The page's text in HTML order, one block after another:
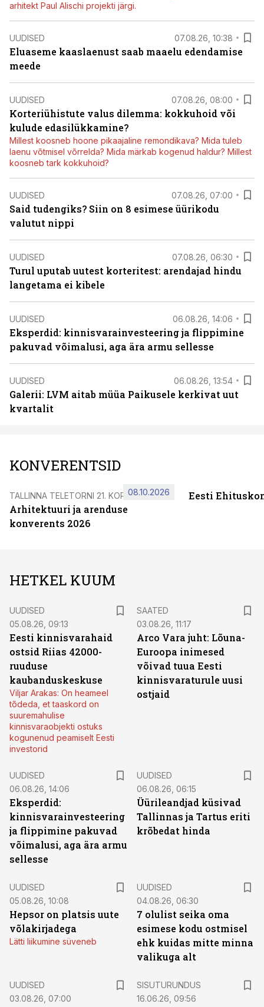
arhitekt Paul Alischi projekti järgi.
UUDISED 07.08.26, 10:38
Eluaseme kaaslaenust saab maaelu edendamise
meede
UUDISED 07.08.26, 08:00
Korteriühistute valus dilemma: kokkuhoid või
kulude edasilükkamine?
Millest koosneb hoone pikaajaline remondikava? Mida tuleb
laenu võtmisel võrrelda? Mida märkab kogenud haldur? Millest
koosneb tark kokkuhoid?
UUDISED 07.08.26, 07:00
Said tudengiks? Siin on 8 esimese üürikodu
valutut nippi
UUDISED 07.08.26, 06:30
Turul uputab uutest korteritest: arendajad hindu
langetama ei kibele
UUDISED 06.08.26, 14:06
Eksperdid: kinnisvarainvesteering ja flippimine
pakuvad võimalusi, aga ära armu sellesse
UUDISED 06.08.26, 13:54
Galerii: LVM aitab müüa Paikusele kerkivat uut
kvartalit
KONVERENTSID
TALLINNA TELETORNI 21. KORRUSEL
Arhitektuuri ja arenduse
konverents 2026
08.10.2026 Eesti
HETKEL KUUM
UUDISED
05.08.26, 09:13
Eesti kinnisvarahaid
ostsid Riias 42000-
ruuduse
kaubanduskeskuse
Viljar Arakas: On heameel
tõdeda, et taaskord on
suuremahulise
kinnisvaraobjekti ostuks
kogunenud peamiselt Eesti
investorid
SAATED
03.08.26, 11:17
Arco Vara juht: Lõuna-
Euroopa inimesed
võivad tuua Eesti
kinnisvaraturule uusi
ostjaid
UUDISED
06.08.26, 14:06
Eksperdid:
kinnisvarainvesteering
ja flippimine pakuvad
võimalusi, aga ära armu
sellesse
UUDISED
06.08.26, 06:15
Üürileandjad küsivad
Tallinnas ja Tartus eriti
krõbedat hinda
UUDISED
05.08.26, 10:08
Hepsor on platsis uute
võlakirjadega
Lätti liikumine süveneb
UUDISED
04.08.26, 06:30
7 olulist seika oma
esimese kodu ostmisel
ehk kuidas mitte minna
valikuga alt
UUDISED
03.08.26, 07:00
SISUTURUNDUS
16.06.26, 09:56